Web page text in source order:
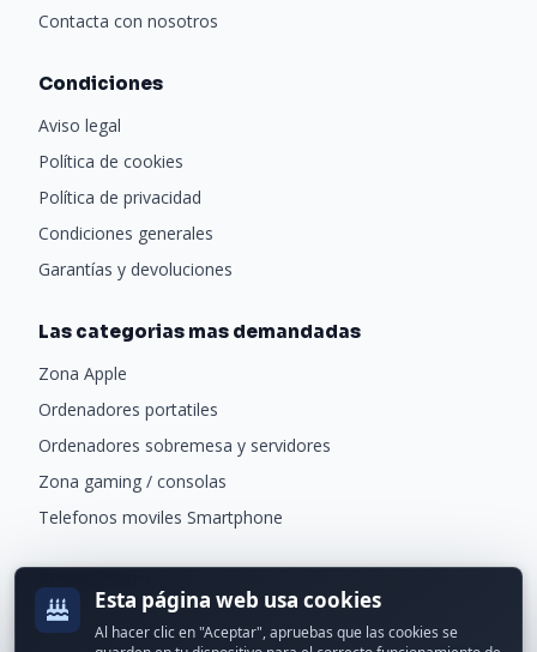
Contacta con nosotros
Condiciones
Aviso legal
Política de cookies
Política de privacidad
Condiciones generales
Garantías y devoluciones
Las categorias mas demandadas
Zona Apple
Ordenadores portatiles
Ordenadores sobremesa y servidores
Zona gaming / consolas
Telefonos moviles Smartphone
Recibe ofertas exclusivas y novedades.
Esta página web usa cookies
Al hacer clic en "Aceptar", apruebas que las cookies se